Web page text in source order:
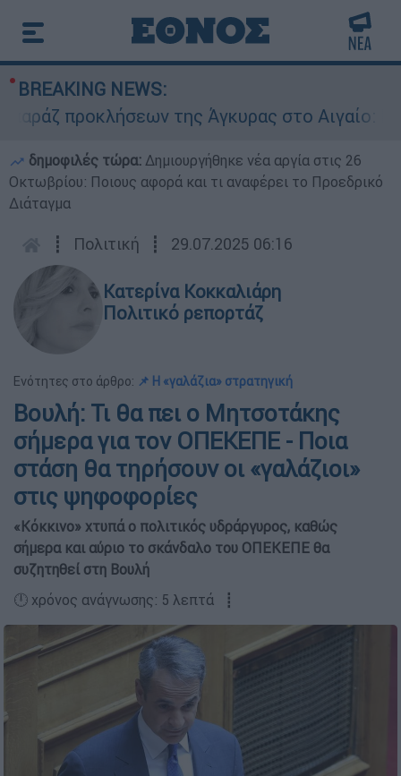
BREAKING NEWS:
προκλήσεων της Άγκυρας στο Αιγαίο:
δημοφιλές τώρα: Δημιουργήθηκε νέα αργία στις 26
Οκτωβρίου: Ποιους αφορά και τι αναφέρει το Προεδρικό
Διάταγμα
┋ Πολιτική ┋ 29.07.2025 06:16
Κατερίνα Κοκκαλιάρη
Πολιτικό ρεπορτάζ
Ενότητες στο άρθρο: 📌 Η «γαλάζια» στρατηγική
Βουλή: Τι θα πει ο Μητσοτάκης
σήμερα για τον ΟΠΕΚΕΠΕ - Ποια
στάση θα τηρήσουν οι «γαλάζιοι»
στις ψηφοφορίες
«Κόκκινο» χτυπά ο πολιτικός υδράργυρος, καθώς
σήμερα και αύριο το σκάνδαλο του ΟΠΕΚΕΠΕ θα
συζητηθεί στη Βουλή
🕛 χρόνος ανάγνωσης: 5 λεπτά ┋